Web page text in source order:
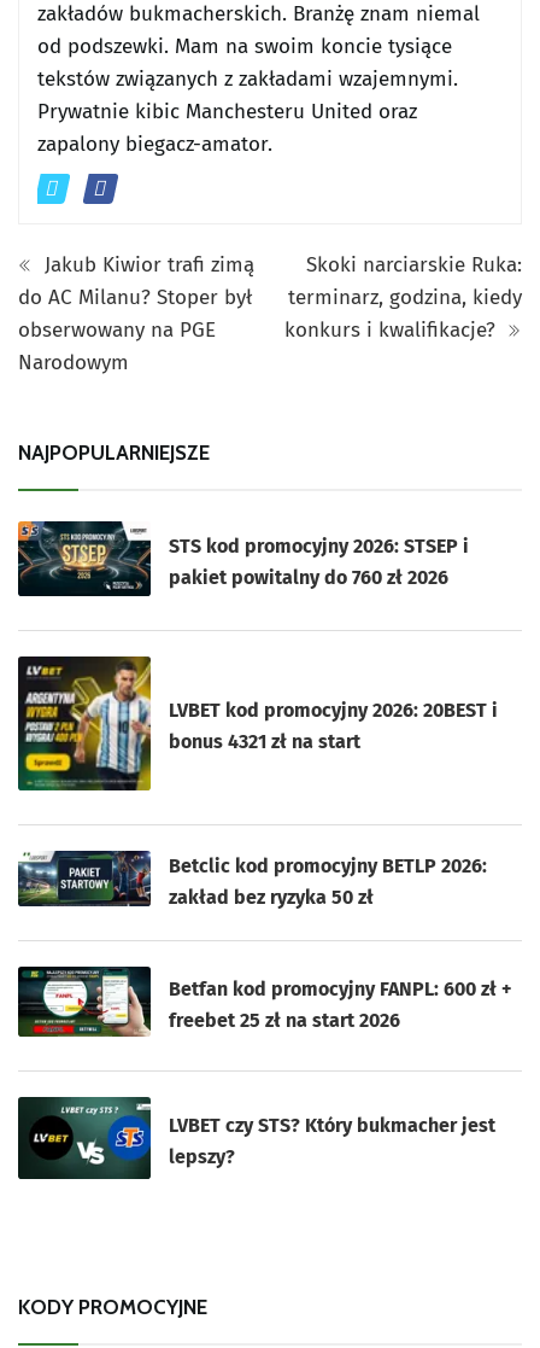
zakładów bukmacherskich. Branżę znam niemal
od podszewki. Mam na swoim koncie tysiące
tekstów związanych z zakładami wzajemnymi.
Prywatnie kibic Manchesteru United oraz
zapalony biegacz-amator.
Jakub Kiwior trafi zimą
do AC Milanu? Stoper był
obserwowany na PGE
Narodowym
Skoki narciarskie Ruka:
terminarz, godzina, kiedy
konkurs i kwalifikacje?
NAJPOPULARNIEJSZE
STS kod promocyjny 2026: STSEP i
pakiet powitalny do 760 zł 2026
LVBET kod promocyjny 2026: 20BEST i
bonus 4321 zł na start
Betclic kod promocyjny BETLP 2026:
zakład bez ryzyka 50 zł
Betfan kod promocyjny FANPL: 600 zł +
freebet 25 zł na start 2026
LVBET czy STS? Który bukmacher jest
lepszy?
KODY PROMOCYJNE